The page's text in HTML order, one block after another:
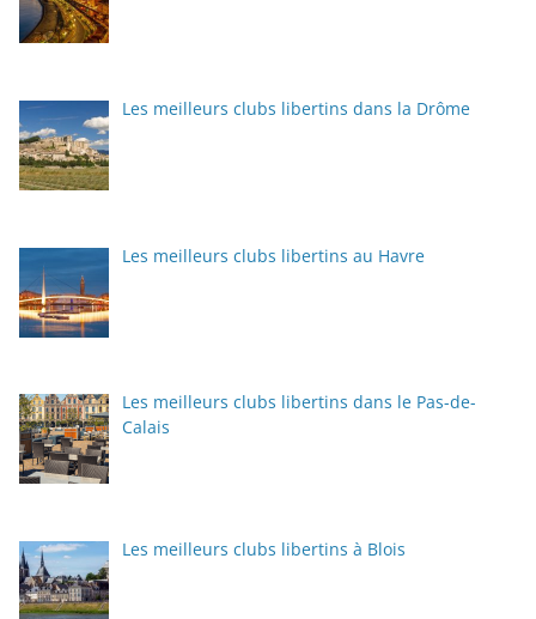
Les meilleurs clubs libertins dans la Drôme
Les meilleurs clubs libertins au Havre
Les meilleurs clubs libertins dans le Pas-de-
Calais
Les meilleurs clubs libertins à Blois